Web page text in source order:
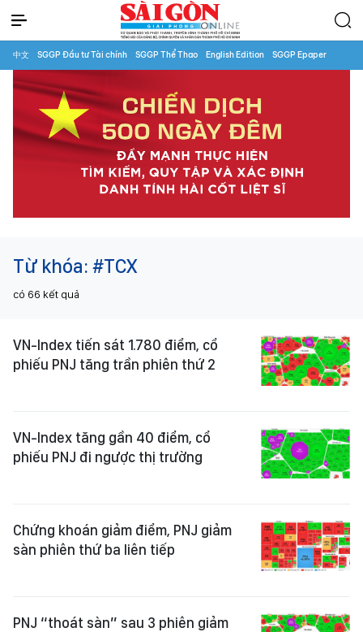
中文 SGGP Đầu tư Tài chính SGGP Thể Thao English Edition SGGP Epaper
Từ khóa: #TCX
có 66 kết quả
VN-Index tiến sát 1.780 điểm, cổ
phiếu PNJ tăng trần phiên thứ 2
VN-Index tăng gần 40 điểm, cổ
phiếu PNJ đi ngược thị trường
Chứng khoán giảm điểm, PNJ giảm
sàn phiên thứ ba liên tiếp
PNJ “thoát sàn” sau 3 phiên giảm